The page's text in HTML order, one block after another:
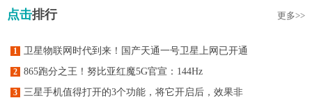
点击排行 更多>>
1 卫星物联网时代到来！国产天通一号卫星上网已开通
2 865跑分之王！努比亚红魔5G官宣：144Hz
3 三星手机值得打开的3个功能，将它开启后，效果非